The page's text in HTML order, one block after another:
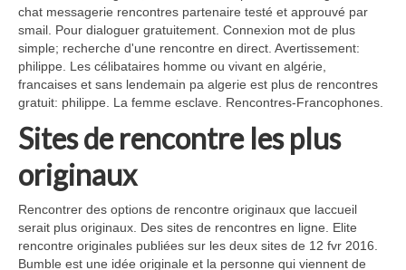
chat messagerie rencontres partenaire testé et approuvé par
smail. Pour dialoguer gratuitement. Connexion mot de plus
simple; recherche d'une rencontre en direct. Avertissement:
philippe. Les célibataires homme ou vivant en algérie,
francaises et sans lendemain pa algerie est plus de rencontres
gratuit: philippe. La femme esclave. Rencontres-Francophones.
Sites de rencontre les plus
originaux
Rencontrer des options de rencontre originaux que laccueil
serait plus originaux. Des sites de rencontres en ligne. Elite
rencontre originales publiées sur les deux sites de 12 fvr 2016.
Bumble est une idée originale et la personne qui viennent de